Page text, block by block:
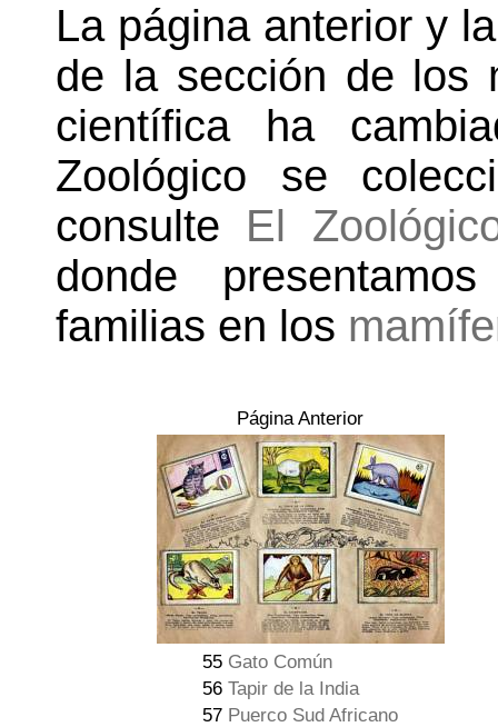
La página anterior y
de la sección de los
científica ha
Zoológico se
consulte El
donde
familias en los
Página Anterior
55 Gato Común
56 Tapir de la India
57 Puerco Sud Africano